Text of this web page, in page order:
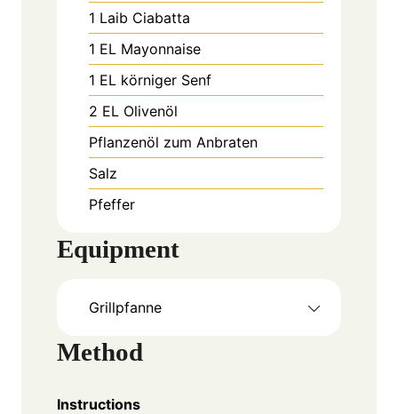
1 Laib Ciabatta
1 EL Mayonnaise
1 EL körniger Senf
2 EL Olivenöl
Pflanzenöl zum Anbraten
Salz
Pfeffer
Equipment
Grillpfanne
Method
Instructions